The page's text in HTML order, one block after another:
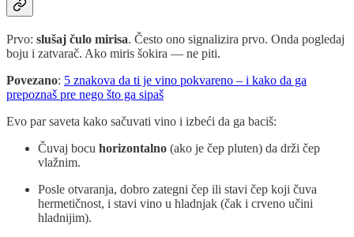
Prvo: slušaj čulo mirisa. Često ono signalizira prvo. Onda pogledaj
boju i zatvarač. Ako miris šokira — ne piti.
Povezano: 5 znakova da ti je vino pokvareno – i kako da ga
prepoznaš pre nego što ga sipaš
Evo par saveta kako sačuvati vino i izbeći da ga baciš:
Čuvaj bocu horizontalno (ako je čep pluten) da drži čep
vlažnim.
Posle otvaranja, dobro zategni čep ili stavi čep koji čuva
hermetičnost, i stavi vino u hladnjak (čak i crveno učini
hladnijim).